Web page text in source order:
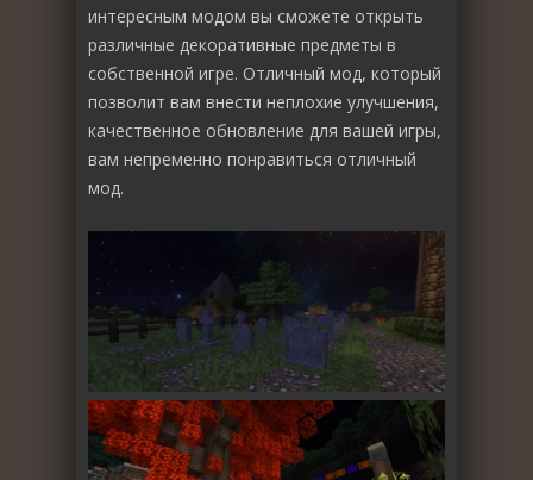
интересным модом вы сможете открыть
различные декоративные предметы в
собственной игре. Отличный мод, который
позволит вам внести неплохие улучшения,
качественное обновление для вашей игры,
вам непременно понравиться отличный
мод.